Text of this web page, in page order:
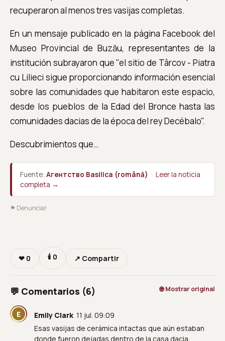
recuperaron al menos tres vasijas completas.
En un mensaje publicado en la página Facebook del
Museo Provincial de Buzău, representantes de la
institución subrayaron que "el sitio de Târcov - Piatra
cu Lilieci sigue proporcionando información esencial
sobre las comunidades que habitaron este espacio,
desde los pueblos de la Edad del Bronce hasta las
comunidades dacias de la época del rey Decébalo".
Descubrimientos que…
Fuente: Агентство Basilica (română) · Leer la noticia
completa →
⚑ Denunciar
❤ 0 🕯 0 ↗ Compartir
💬 Comentarios (6) 🌐 Mostrar original
E Emily Clark 11 jul. 09:09
Esas vasijas de cerámica intactas que aún estaban
donde fueron dejadas dentro de la casa dacia